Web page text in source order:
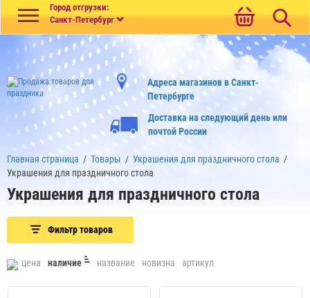
Город отгрузки:
Санкт-Петербург
Адреса магазинов в Санкт-
Петербурге
Доставка на следующий день или
почтой России
Главная страница / Товары / Украшения для праздничного стола /
Украшения для праздничного стола
Украшения для праздничного стола
Фильтр товаров
цена наличие название новизна артикул